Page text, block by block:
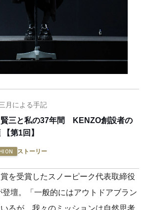
月による手記
三と私の37年間 KENZO創設者の
第1回】
ストーリー
を受賞したスノーピーク代表取締役
壇。「一般的にはアウトドアブラン
るが、我々のミッションは自然思考